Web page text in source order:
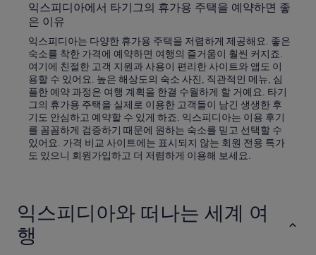
익스피디아에서 타기그의 휴가용 주택을 예약하면 좋
은 이유
익스피디아는 다양한 휴가용 주택을 저렴하게 제공해요. 좋은
숙소를 착한 가격에 예약하면 여행의 즐거움이 훨씬 커지죠.
여기에 친절한 고객 지원과 사용이 편리한 사이트와 앱도 이
용할 수 있어요. 높은 해상도의 숙소 사진, 직관적인 메뉴, 심
플한 예약 과정은 여행 계획을 한결 수월하게 할 거예요. 타기
그의 휴가용 주택을 실제로 이용한 고객들이 남긴 생생한 후
기도 안심하고 예약할 수 있게 하죠. 익스피디아는 이용 후기
를 꼼꼼하게 검증하기 때문에 원하는 숙소를 믿고 선택할 수
있어요. 가격 비교 사이트에는 표시되지 않는 회원 전용 특가
도 있으니 회원가입하고 더 저렴하게 이용해 보세요.
익스피디아와 떠나는 세계 여
행